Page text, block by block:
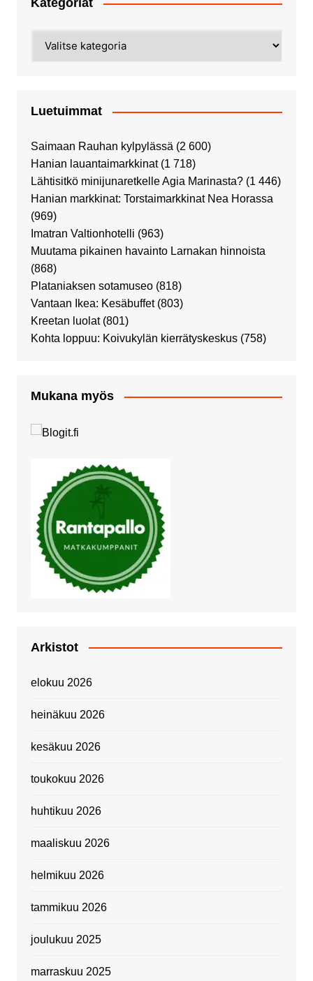
Kategoriat
Luetuimmat
Saimaan Rauhan kylpylässä (2 600)
Hanian lauantaimarkkinat (1 718)
Lähtisitkö minijunaretkelle Agia Marinasta? (1 446)
Hanian markkinat: Torstaimarkkinat Nea Horassa
(969)
Imatran Valtionhotelli (963)
Muutama pikainen havainto Larnakan hinnoista
(868)
Plataniaksen sotamuseo (818)
Vantaan Ikea: Kesäbuffet (803)
Kreetan luolat (801)
Kohta loppuu: Koivukylän kierrätyskeskus (758)
Mukana myös
Arkistot
elokuu 2026
heinäkuu 2026
kesäkuu 2026
toukokuu 2026
huhtikuu 2026
maaliskuu 2026
helmikuu 2026
tammikuu 2026
joulukuu 2025
marraskuu 2025